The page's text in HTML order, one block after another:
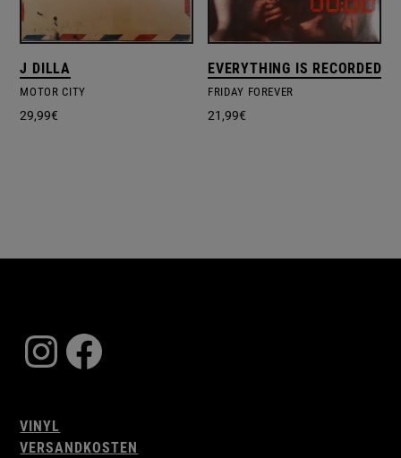
J DILLA
MOTOR CITY
29,99€
EVERYTHING IS RECORDED
FRIDAY FOREVER
21,99€
Instagram
Facebook
VINYL
VERSANDKOSTEN